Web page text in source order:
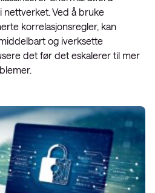
Ved å bruke
korrelasjonsregler, kan
og iverksette
det før det eskalerer til mer